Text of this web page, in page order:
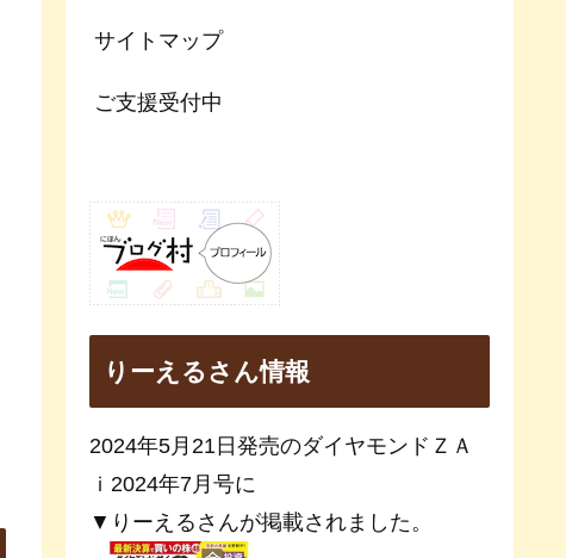
サイトマップ
ご支援受付中
りーえるさん情報
2024年5月21日発売のダイヤモンドＺＡ
ｉ2024年7月号に
▼りーえるさんが掲載されました。